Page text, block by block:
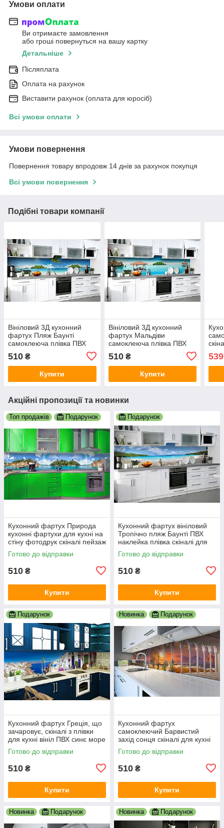
Умови оплати
Ви отримаєте замовлення
або гроші повернуться на вашу картку
Детальніше
Післяплата
Оплата на рахунок
Виставити рахунок (оплата для юросіб)
Всі умови оплати
Умови повернення
Повернення товару впродовж 14 днів за рахунок покупця
Всі умови повернення
Подібні товари компанії
Вініловий 3Д кухонний
фартух Пляж Баунті
самоклеюча плівка ПВХ
Море Блакитний 600х2000
мм
510 ₴
Купити
Вініловий 3Д кухонний
фартух Мальдіви
самоклеюча плівка ПВХ
скіналі острів пісок Море
Блакитний 600х2000 мм
510₴
Купити
Акційні пропозиції та новинки
Топ продажів Подарунок
Кухонний фартух Природа
кухонні фартухи для кухні на
стіну фотодрук скіналі пейзаж
600х2000 мм
Готово до відправки
510 ₴
Купити
Подарунок
Кухонний фартух вініловий
Тропічно пляж Баунті ПВХ
наклейка плівка скіналі для
кухні блакитний 600х2000 мм
Готово до відправки
510 ₴
Купити
Подарунок
Кухонний фартух Греція, що
зачаровує, скіналі з плівки
для кухні вініл ПВХ синє море
білі будинки 600х2000 мм
Готово до відправки
510 ₴
Купити
Новинка Подарунок
Кухонний фартух
самоклеючий Барвистий
захід сонця скіналі для кухні
наклейка ПВХ колони море
корабель 600х2000 мм
Готово до відправки
510 ₴
Купити
Новинка Подарунок Новинка Подарунок